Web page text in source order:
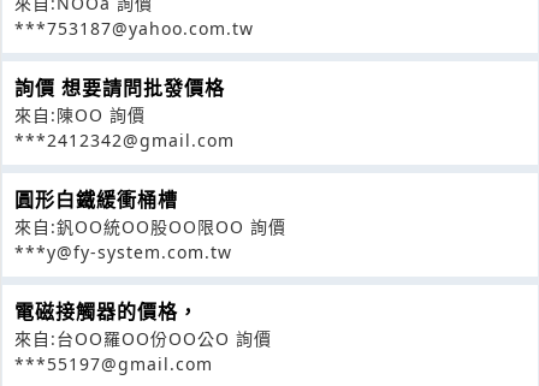
***753187@yahoo.com.tw
詢價 想要請問批發價格
來自:陳OO 詢價
***2412342@gmail.com
圓形白鐵緩衝桶槽
來自:釩OO統OO股OO限OO 詢價
***y@fy-system.com.tw
電磁接觸器的價格，
來自:台OO羅OO份OO公O 詢價
***55197@gmail.com